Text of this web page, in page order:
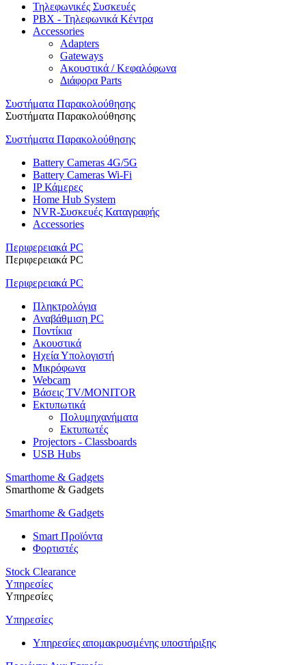
Τηλεφωνικές Συσκευές
PBX - Τηλεφωνικά Κέντρα
Accessories
Adapters
Gateways
Ακουστικά / Κεφαλόφωνα
Διάφορα Parts
Συστήματα Παρακολούθησης
Συστήματα Παρακολούθησης
Συστήματα Παρακολούθησης
Battery Cameras 4G/5G
Battery Cameras Wi-Fi
IP Κάμερες
Home Hub System
NVR-Συσκευές Καταγραφής
Accessories
Περιφερειακά PC
Περιφερειακά PC
Περιφερειακά PC
Πληκτρολόγια
Αναβάθμιση PC
Ποντίκια
Ακουστικά
Ηχεία Υπολογιστή
Μικρόφωνα
Webcam
Βάσεις TV/MONITOR
Εκτυπωτικά
Πολυμηχανήματα
Εκτυπωτές
Projectors - Classboards
USB Hubs
Smarthome & Gadgets
Smarthome & Gadgets
Smarthome & Gadgets
Smart Προϊόντα
Φορτιστές
Stock Clearance
Υπηρεσίες
Υπηρεσίες
Υπηρεσίες
Υπηρεσίες απομακρυσμένης υποστήριξης